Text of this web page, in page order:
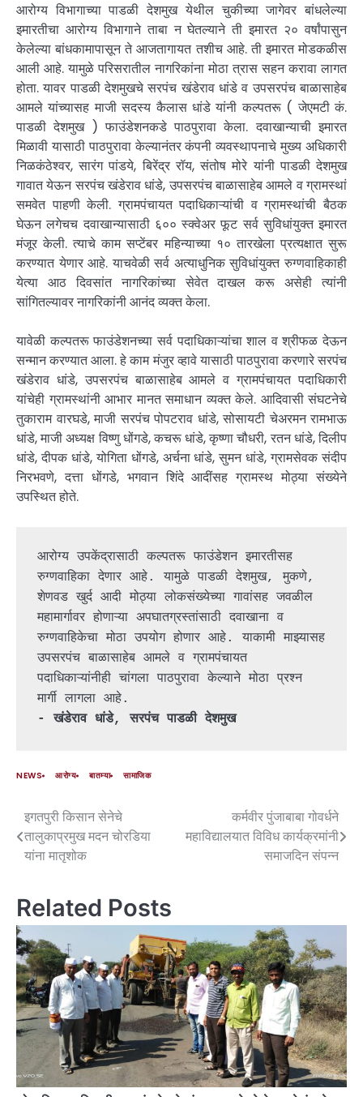
आरोग्य विभागाच्या पाडळी देशमुख येथील चुकीच्या जागेवर बांधलेल्या
इमारतीचा आरोग्य विभागाने ताबा न घेतल्याने ती इमारत २० वर्षांपासुन
केलेल्या बांधकामापासून ते आजतागायत तशीच आहे. ती इमारत मोडकळीस
आली आहे. यामुळे परिसरातील नागरिकांना मोठा त्रास सहन करावा लागत
होता. यावर पाडळी देशमुखचे सरपंच खंडेराव धांडे व उपसरपंच बाळासाहेब
आमले यांच्यासह माजी सदस्य कैलास धांडे यांनी कल्पतरू ( जेएमटी कं.
पाडळी देशमुख ) फाउंडेशनकडे पाठपुरावा केला. दवाखान्याची इमारत
मिळावी यासाठी पाठपुरावा केल्यानंतर कंपनी व्यवस्थापनाचे मुख्य अधिकारी
निळकंठेश्वर, सारंग पांडये, बिरेंद्र रॉय, संतोष मोरे यांनी पाडळी देशमुख
गावात येऊन सरपंच खंडेराव धांडे, उपसरपंच बाळासाहेब आमले व ग्रामस्थां
समवेत पाहणी केली. ग्रामपंचायत पदाधिकाऱ्यांची व ग्रामस्थांची बैठक
घेऊन लगेचच दवाखान्यासाठी ६०० स्क्वेअर फूट सर्व सुविधांयुक्त इमारत
मंजूर केली. त्याचे काम सप्टेंबर महिन्याच्या १० तारखेला प्रत्यक्षात सुरू
करण्यात येणार आहे. याचवेळी सर्व अत्याधुनिक सुविधांयुक्त रुग्णवाहिकाही
येत्या आठ दिवसांत नागरिकांच्या सेवेत दाखल करू असेही त्यांनी
सांगितल्यावर नागरिकांनी आनंद व्यक्त केला.
यावेळी कल्पतरू फाउंडेशनच्या सर्व पदाधिकाऱ्यांचा शाल व श्रीफळ देऊन
सन्मान करण्यात आला. हे काम मंजुर व्हावे यासाठी पाठपुरावा करणारे सरपंच
खंडेराव धांडे, उपसरपंच बाळासाहेब आमले व ग्रामपंचायत पदाधिकारी
यांचेही ग्रामस्थांनी आभार मानत समाधान व्यक्त केले. आदिवासी संघटनेचे
तुकाराम वारघडे, माजी सरपंच पोपटराव धांडे, सोसायटी चेअरमन रामभाऊ
धांडे, माजी अध्यक्ष विष्णु धोंगडे, कचरू धांडे, कृष्णा चौधरी, रतन धांडे, दिलीप
धांडे, दीपक धांडे, योगिता धोंगडे, अर्चना धांडे, सुमन धांडे, ग्रामसेवक संदीप
निरभवणे, दत्ता धोंगडे, भगवान शिंदे आदींसह ग्रामस्थ मोठ्या संख्येने
उपस्थित होते.
आरोग्य उपकेंद्रासाठी कल्पतरू फाउंडेशन इमारतीसह
रुग्णवाहिका देणार आहे. यामुळे पाडळी देशमुख, मुकणे,
शेणवड खुर्द आदी मोठ्या लोकसंख्येच्या गावांसह जवळील
महामार्गावर होणाऱ्या अपघातग्रस्तांसाठी दवाखाना व
रुग्णवाहिकेचा मोठा उपयोग होणार आहे. याकामी माझ्यासह
उपसरपंच बाळासाहेब आमले व ग्रामपंचायत
पदाधिकाऱ्यांनीही चांगला पाठपुरावा केल्याने मोठा प्रश्न
मार्गी लागला आहे.
- खंडेराव धांडे, सरपंच पाडळी देशमुख
NEWS आरोग्य बातम्या सामाजिक
इगतपुरी किसान सेनेचे
तालुकाप्रमुख मदन चोरडिया
यांना मातृशोक
कर्मवीर पुंजाबाबा गोवर्धने
महाविद्यालयात विविध कार्यक्रमांनी
समाजदिन संपन्न
Related Posts